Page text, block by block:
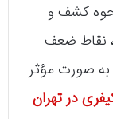
کشف و
نقاط ضعف
به صورت مؤثر
در تهران